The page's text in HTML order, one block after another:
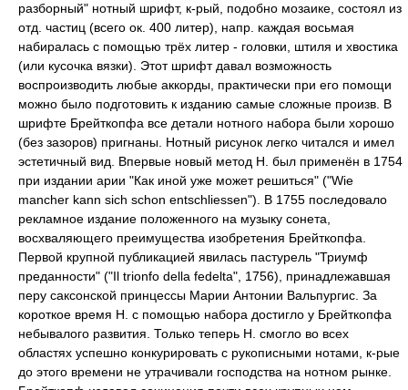
разборный" нотный шрифт, к-рый, подобно мозаике, состоял из
отд. частиц (всего ок. 400 литер), напр. каждая восьмая
набиралась с помощью трёх литер - головки, штиля и хвостика
(или кусочка вязки). Этот шрифт давал возможность
воспроизводить любые аккорды, практически при его помощи
можно было подготовить к изданию самые сложные произв. В
шрифте Брейткопфа все детали нотного набора были хорошо
(без зазоров) пригнаны. Нотный рисунок легко читался и имел
эстетичный вид. Впервые новый метод Н. был применён в 1754
при издании арии "Как иной уже может решиться" ("Wie
mancher kann sich schon entschliessen"). В 1755 последовало
рекламное издание положенного на музыку сонета,
восхваляющего преимущества изобретения Брейткопфа.
Первой крупной публикацией явилась пастурель "Триумф
преданности" ("Il trionfo della fedeltа", 1756), принадлежавшая
перу саксонской принцессы Марии Антонии Вальпургис. За
короткое время Н. с помощью набора достигло у Брейткопфа
небывалого развития. Только теперь Н. смогло во всех
областях успешно конкурировать с рукописными нотами, к-рые
до этого времени не утрачивали господства на нотном рынке.